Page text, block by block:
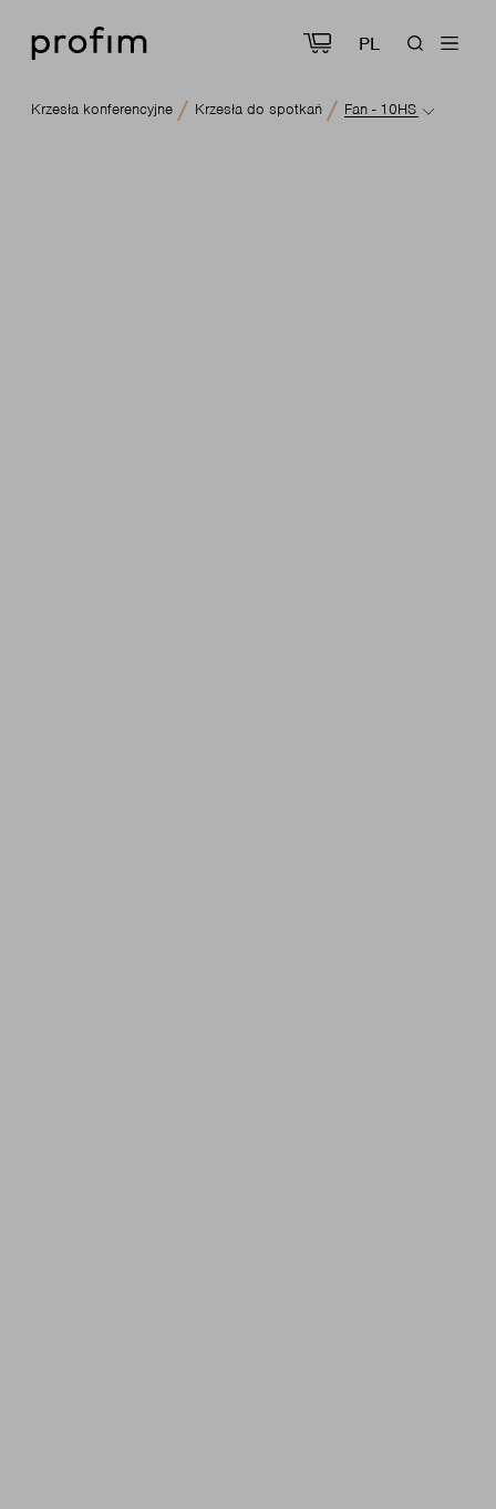
PL
Krzesła konferencyjne Krzesła do spotkań Fan - 10HS